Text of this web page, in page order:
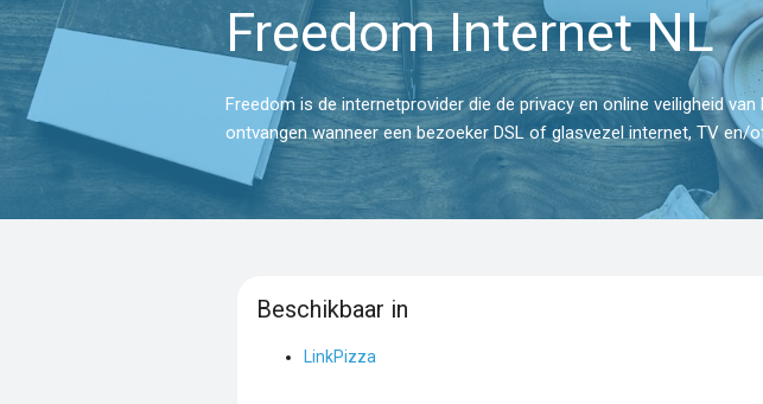
Freedom Internet NL
Freedom is de internetprovider die de privacy en online veiligheid
ontvangen wanneer een bezoeker DSL of glasvezel internet, TV
Beschikbaar in
LinkPizza